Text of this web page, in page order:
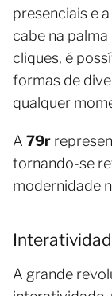
presenciais e
cabe na
cliques, é
formas de
qualquer
A 79r
tornando-se
modernidade
A grande